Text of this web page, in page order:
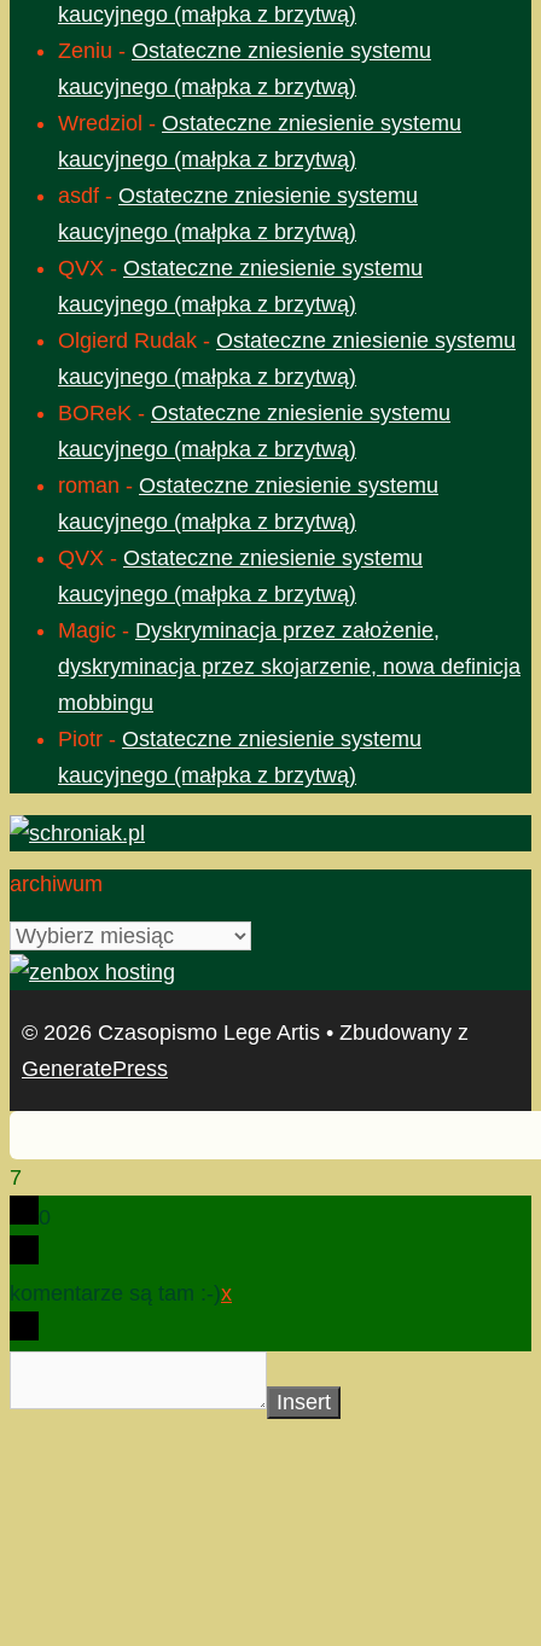
kaucyjnego (małpka z brzytwą)
Zeniu - Ostateczne zniesienie systemu
kaucyjnego (małpka z brzytwą)
Wredziol - Ostateczne zniesienie systemu
kaucyjnego (małpka z brzytwą)
asdf - Ostateczne zniesienie systemu
kaucyjnego (małpka z brzytwą)
QVX - Ostateczne zniesienie systemu
kaucyjnego (małpka z brzytwą)
Olgierd Rudak - Ostateczne zniesienie systemu
kaucyjnego (małpka z brzytwą)
BOReK - Ostateczne zniesienie systemu
kaucyjnego (małpka z brzytwą)
roman - Ostateczne zniesienie systemu
kaucyjnego (małpka z brzytwą)
QVX - Ostateczne zniesienie systemu
kaucyjnego (małpka z brzytwą)
Magic - Dyskryminacja przez założenie,
dyskryminacja przez skojarzenie, nowa definicja
mobbingu
Piotr - Ostateczne zniesienie systemu
kaucyjnego (małpka z brzytwą)
archiwum
archiwum
© 2026 Czasopismo Lege Artis • Zbudowany z
GeneratePress
7
0
komentarze są tam :-)x
Insert